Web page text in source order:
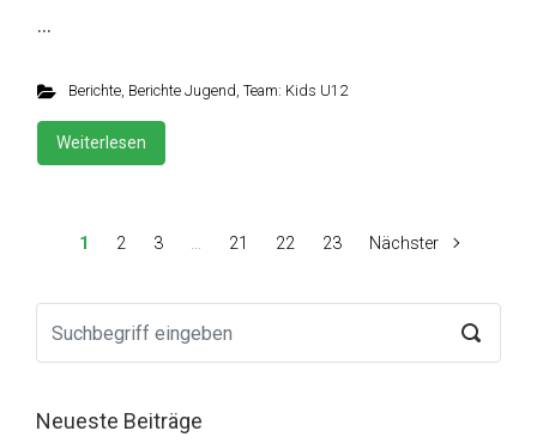
…
Berichte, Berichte Jugend, Team: Kids U12
Weiterlesen
1 2 3 … 21 22 23 Nächster
Neueste Beiträge